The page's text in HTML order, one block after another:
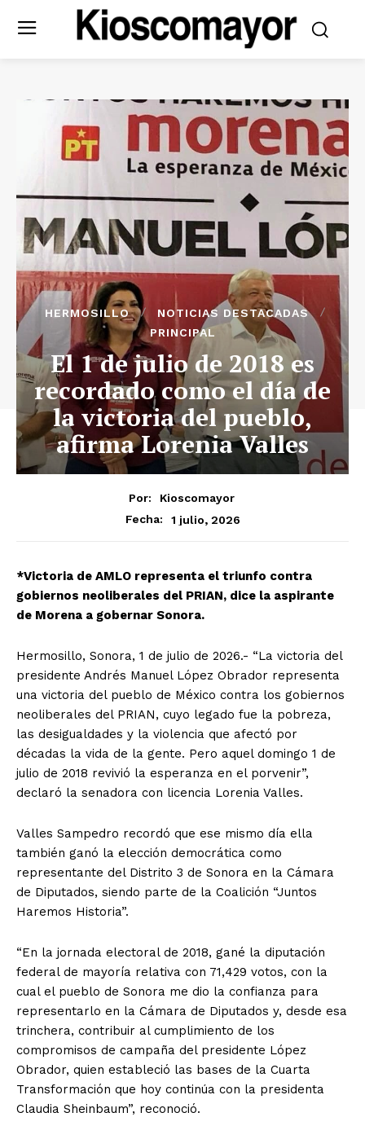
HERMOSILLO
NOTICIAS DESTACADAS
PRINCIPAL
El 1 de julio de 2018 es
recordado como el día de
la victoria del pueblo,
afirma Lorenia Valles
Por:
Kioscomayor
Fecha:
1 julio, 2026
*Victoria de AMLO representa el triunfo contra
gobiernos neoliberales del PRIAN, dice la aspirante
de Morena a gobernar Sonora.
Hermosillo, Sonora, 1 de julio de 2026.- “La victoria del
presidente Andrés Manuel López Obrador representa
una victoria del pueblo de México contra los gobiernos
neoliberales del PRIAN, cuyo legado fue la pobreza,
las desigualdades y la violencia que afectó por
décadas la vida de la gente. Pero aquel domingo 1 de
julio de 2018 revivió la esperanza en el porvenir”,
declaró la senadora con licencia Lorenia Valles.
Valles Sampedro recordó que ese mismo día ella
también ganó la elección democrática como
representante del Distrito 3 de Sonora en la Cámara
de Diputados, siendo parte de la Coalición “Juntos
Haremos Historia”.
“En la jornada electoral de 2018, gané la diputación
federal de mayoría relativa con 71,429 votos, con la
cual el pueblo de Sonora me dio la confianza para
representarlo en la Cámara de Diputados y, desde esa
trinchera, contribuir al cumplimiento de los
compromisos de campaña del presidente López
Obrador, quien estableció las bases de la Cuarta
Transformación que hoy continúa con la presidenta
Claudia Sheinbaum”, reconoció.